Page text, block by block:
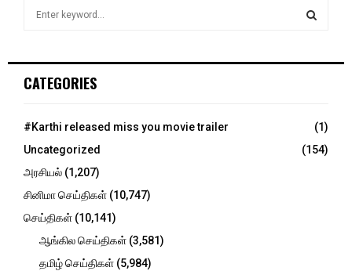
h
o
:
CATEGORIES
#Karthi released miss you movie trailer
(1)
Uncategorized
(154)
அரசியல் (1,207)
சினிமா செய்திகள் (10,747)
செய்திகள் (10,141)
ஆங்கில செய்திகள் (3,581)
தமிழ் செய்திகள் (5,984)